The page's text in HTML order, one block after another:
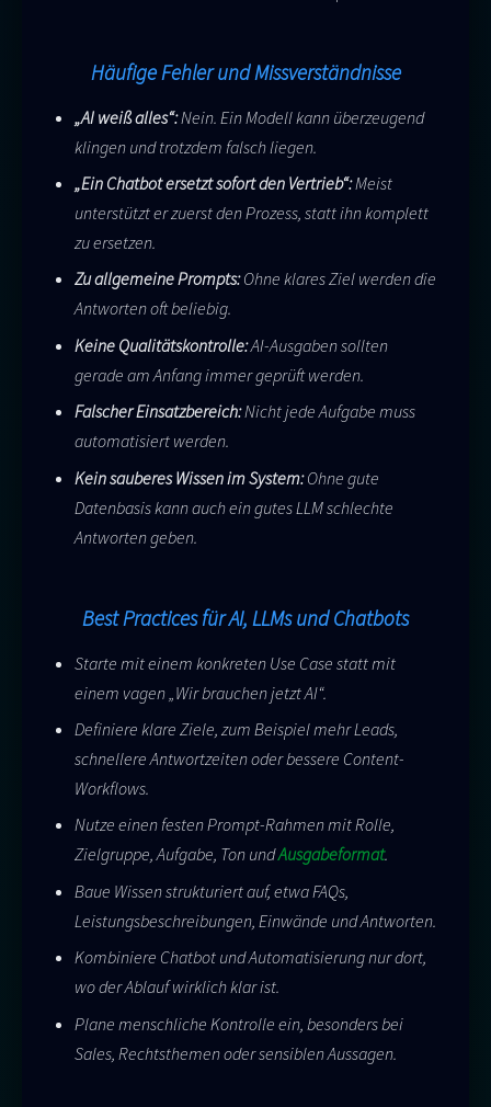
Häufige Fehler und Missverständnisse
„AI weiß alles“:Nein. Ein Modell kann überzeugend
klingen und trotzdem falsch liegen.
„Ein Chatbot ersetzt sofort den Vertrieb“:Meist
unterstützt er zuerst den Prozess, statt ihn komplett
zu ersetzen.
Zu allgemeine Prompts:Ohne klares Ziel werden die
Antworten oft beliebig.
Keine Qualitätskontrolle:AI-Ausgaben sollten
gerade am Anfang immer geprüft werden.
Falscher Einsatzbereich:Nicht jede Aufgabe muss
automatisiert werden.
Kein sauberes Wissen im System:Ohne gute
Datenbasis kann auch ein gutes LLM schlechte
Antworten geben.
Best Practices für AI, LLMs und Chatbots
Starte mit einem konkreten Use Case statt mit
einem vagen „Wir brauchen jetzt AI“.
Definiere klare Ziele, zum Beispiel mehr Leads,
schnellere Antwortzeiten oder bessere Content-
Workflows.
Nutze einen festen Prompt-Rahmen mit Rolle,
Zielgruppe, Aufgabe, Ton undAusgabeformat.
Baue Wissen strukturiert auf, etwa FAQs,
Leistungsbeschreibungen, Einwände und Antworten.
Kombiniere Chatbot und Automatisierung nur dort,
wo der Ablauf wirklich klar ist.
Plane menschliche Kontrolle ein, besonders bei
Sales, Rechtsthemen oder sensiblen Aussagen.